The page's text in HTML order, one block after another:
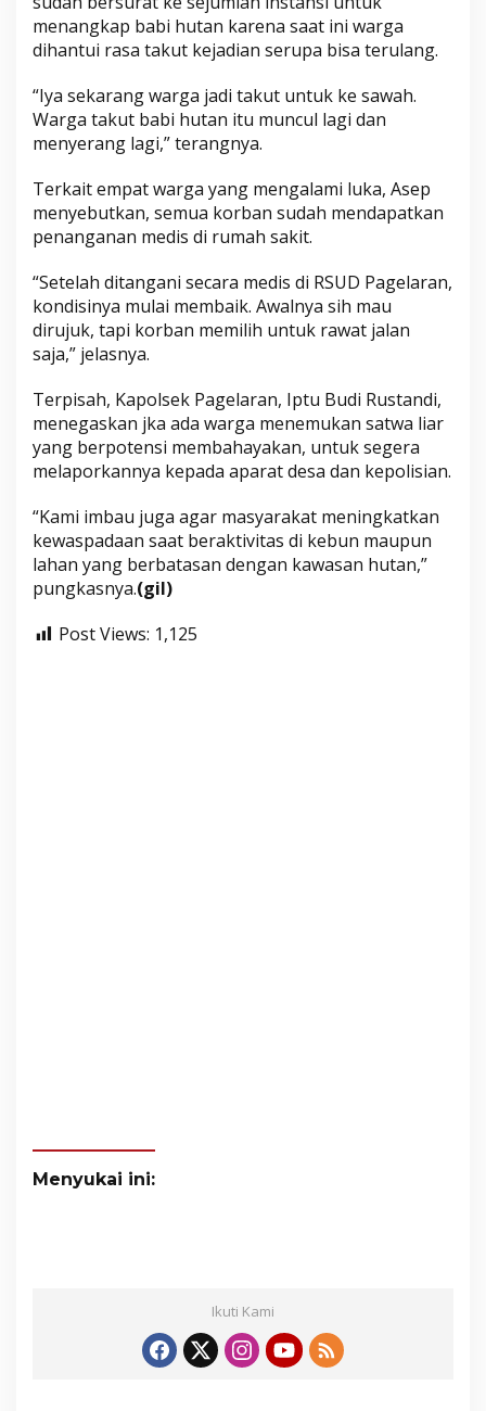
menangkap babi hutan karena saat ini warga
dihantui rasa takut kejadian serupa bisa terulang.
“Iya sekarang warga jadi takut untuk ke sawah.
Warga takut babi hutan itu muncul lagi dan
menyerang lagi,” terangnya.
Terkait empat warga yang mengalami luka, Asep
menyebutkan, semua korban sudah mendapatkan
penanganan medis di rumah sakit.
“Setelah ditangani secara medis di RSUD Pagelaran,
kondisinya mulai membaik. Awalnya sih mau
dirujuk, tapi korban memilih untuk rawat jalan
saja,” jelasnya.
Terpisah, Kapolsek Pagelaran, Iptu Budi Rustandi,
menegaskan jka ada warga menemukan satwa liar
yang berpotensi membahayakan, untuk segera
melaporkannya kepada aparat desa dan kepolisian.
“Kami imbau juga agar masyarakat meningkatkan
kewaspadaan saat beraktivitas di kebun maupun
lahan yang berbatasan dengan kawasan hutan,”
pungkasnya.(gil)
Post Views: 1,125
Menyukai ini:
Ikuti Kami